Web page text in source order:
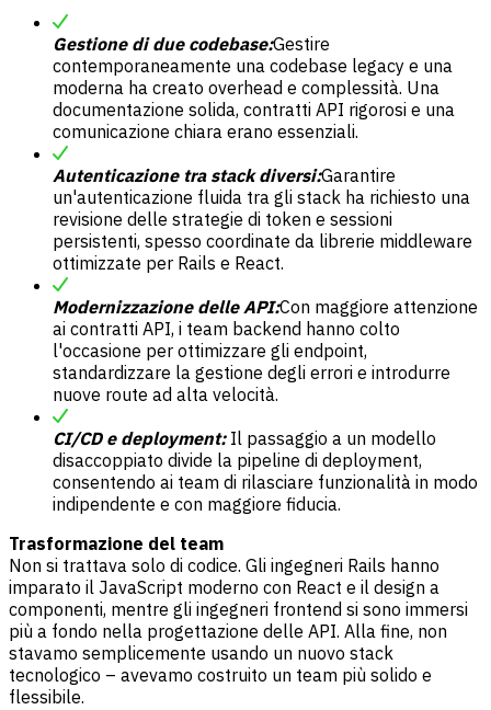
Gestione di due codebase:Gestire
contemporaneamente una codebase legacy e una
moderna ha creato overhead e complessità. Una
documentazione solida, contratti API rigorosi e una
comunicazione chiara erano essenziali.
Autenticazione tra stack diversi:Garantire
un'autenticazione fluida tra gli stack ha richiesto una
revisione delle strategie di token e sessioni
persistenti, spesso coordinate da librerie middleware
ottimizzate per Rails e React.
Modernizzazione delle API:Con maggiore attenzione
ai contratti API, i team backend hanno colto
l'occasione per ottimizzare gli endpoint,
standardizzare la gestione degli errori e introdurre
nuove route ad alta velocità.
CI/CD e deployment:Il passaggio a un modello
disaccoppiato divide la pipeline di deployment,
consentendo ai team di rilasciare funzionalità in modo
indipendente e con maggiore fiducia.
Trasformazione del team
Non si trattava solo di codice. Gli ingegneri Rails hanno
imparato il JavaScript moderno con React e il design a
componenti, mentre gli ingegneri frontend si sono immersi
più a fondo nella progettazione delle API. Alla fine, non
stavamo semplicemente usando un nuovo stack
tecnologico – avevamo costruito un team più solido e
flessibile.